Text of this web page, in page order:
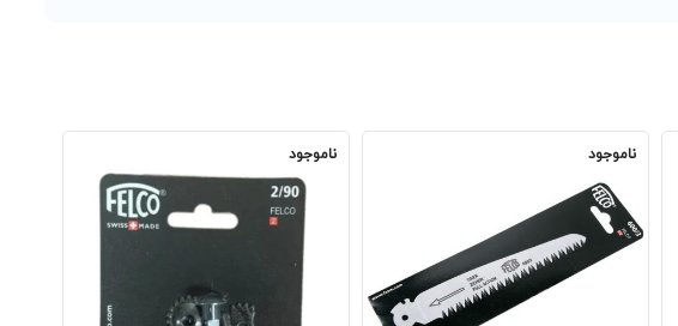
ناموجود ناموجود